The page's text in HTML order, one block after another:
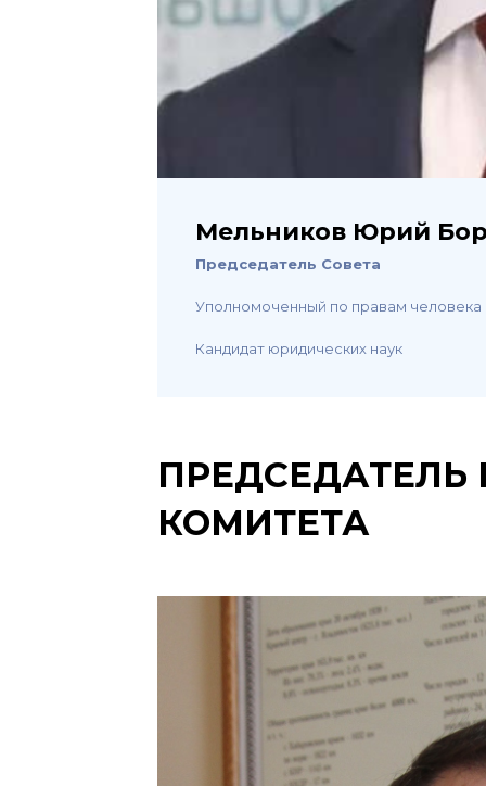
Мельников Юрий
Председатель Совета
Уполномоченный по правам
Кандидат юридических наук
КОМИТЕТА